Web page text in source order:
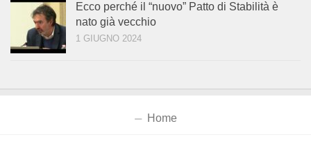
Ecco perché il “nuovo” Patto di Stabilità è
nato già vecchio
1 GIUGNO 2024
Home